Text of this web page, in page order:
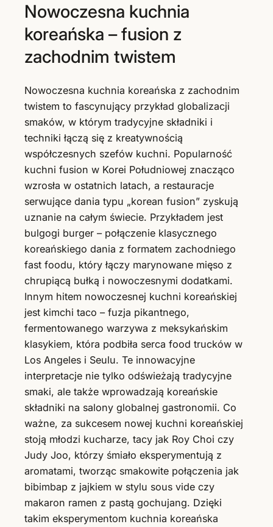
Nowoczesna kuchnia
koreańska – fusion z
zachodnim twistem
Nowoczesna kuchnia koreańska z zachodnim
twistem to fascynujący przykład globalizacji
smaków, w którym tradycyjne składniki i
techniki łączą się z kreatywnością
współczesnych szefów kuchni. Popularność
kuchni fusion w Korei Południowej znacząco
wzrosła w ostatnich latach, a restauracje
serwujące dania typu „korean fusion” zyskują
uznanie na całym świecie. Przykładem jest
bulgogi burger – połączenie klasycznego
koreańskiego dania z formatem zachodniego
fast foodu, który łączy marynowane mięso z
chrupiącą bułką i nowoczesnymi dodatkami.
Innym hitem nowoczesnej kuchni koreańskiej
jest kimchi taco – fuzja pikantnego,
fermentowanego warzywa z meksykańskim
klasykiem, która podbiła serca food trucków w
Los Angeles i Seulu. Te innowacyjne
interpretacje nie tylko odświeżają tradycyjne
smaki, ale także wprowadzają koreańskie
składniki na salony globalnej gastronomii. Co
ważne, za sukcesem nowej kuchni koreańskiej
stoją młodzi kucharze, tacy jak Roy Choi czy
Judy Joo, którzy śmiało eksperymentują z
aromatami, tworząc smakowite połączenia jak
bibimbap z jajkiem w stylu sous vide czy
makaron ramen z pastą gochujang. Dzięki
takim eksperymentom kuchnia koreańska